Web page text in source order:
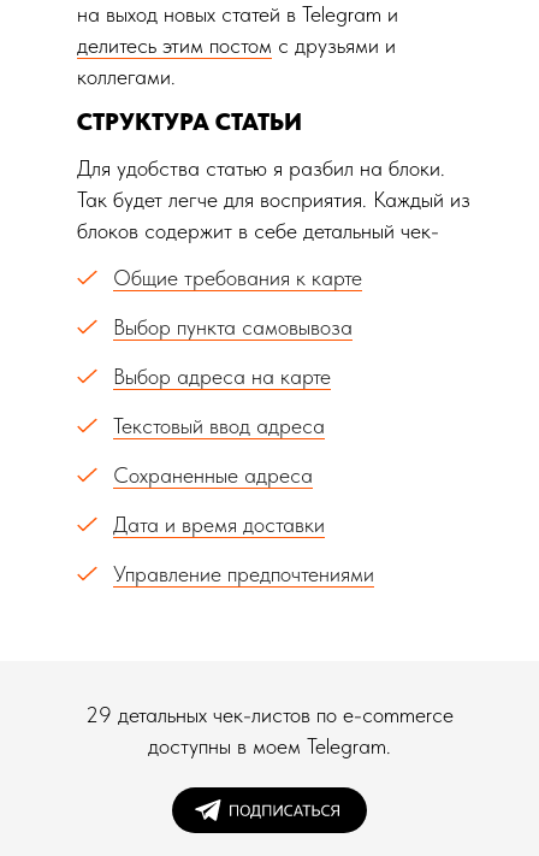
на выход новых статей в Telegram и
делитесь этим постом с друзьями и
коллегами.
СТРУКТУРА СТАТЬИ
Для удобства статью я разбил на блоки.
Так будет легче для восприятия. Каждый из
блоков содержит в себе детальный чек-
Общие требования к карте
Выбор пункта самовывоза
Выбор адреса на карте
Текстовый ввод адреса
Сохраненные адреса
Дата и время доставки
Управление предпочтениями
29 детальных чек-листов по e-commerce
доступны в моем Telegram.